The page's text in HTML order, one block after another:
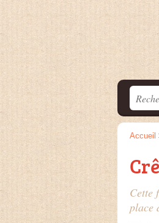
Accueil
Cette
place